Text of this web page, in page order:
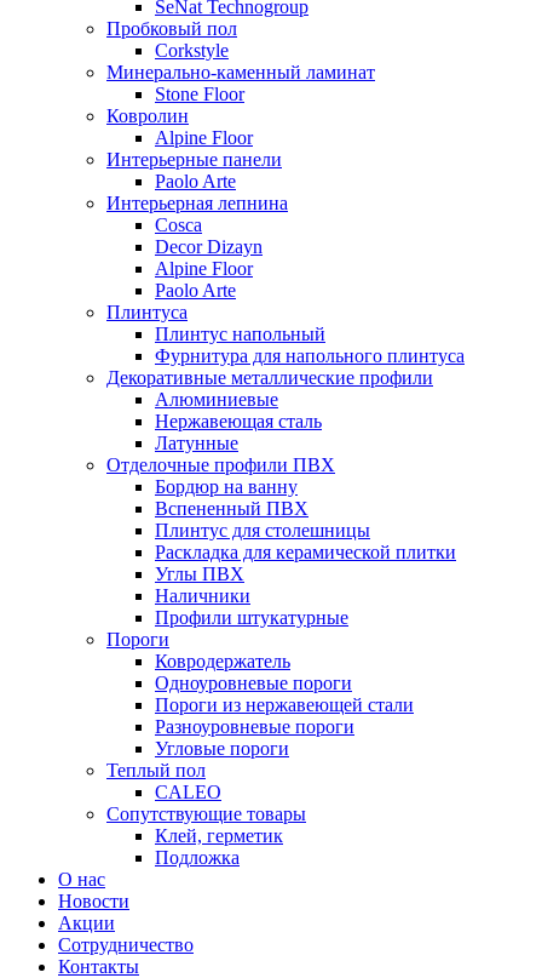
SeNat Technogroup
Пробковый пол
Corkstyle
Минерально-каменный ламинат
Stone Floor
Ковролин
Alpine Floor
Интерьерные панели
Paolo Arte
Интерьерная лепнина
Cosca
Decor Dizayn
Alpine Floor
Paolo Arte
Плинтуса
Плинтус напольный
Фурнитура для напольного плинтуса
Декоративные металлические профили
Алюминиевые
Нержавеющая сталь
Латунные
Отделочные профили ПВХ
Бордюр на ванну
Вспененный ПВХ
Плинтус для столешницы
Раскладка для керамической плитки
Углы ПВХ
Наличники
Профили штукатурные
Пороги
Ковродержатель
Одноуровневые пороги
Пороги из нержавеющей стали
Разноуровневые пороги
Угловые пороги
Теплый пол
CALEO
Сопутствующие товары
Клей, герметик
Подложка
О нас
Новости
Акции
Сотрудничество
Контакты